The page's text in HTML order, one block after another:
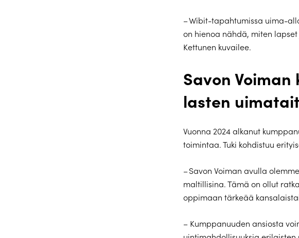
– Wibit-tapahtumissa uima-
on hienoa nähdä, miten
Kettunen kuvailee.
Savon
lasten
Vuonna 2024 alkanut
toimintaa. Tuki kohdistuu
– Savon Voiman avulla
maltillisina. Tämä on ollut
oppimaan tärkeää
– Kumppanuuden ansiosta